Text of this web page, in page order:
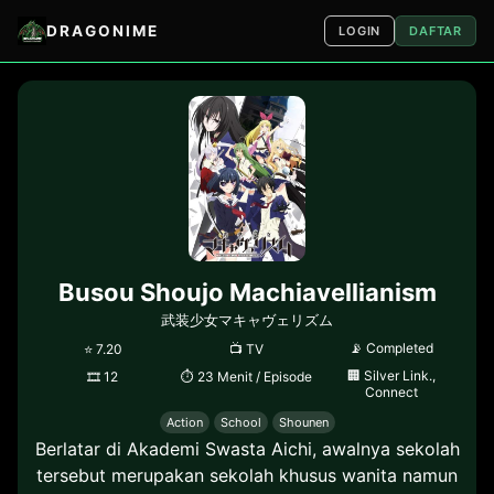
DRAGONIME LOGIN DAFTAR
Busou Shoujo Machiavellianism
武装少女マキャヴェリズム
⭐ 7.20 📺TV 📡 Completed
🎞12 ⏱ 23 Menit / Episode 🏢 Silver Link.,
Connect
Action School Shounen
Berlatar di Akademi Swasta Aichi, awalnya sekolah
tersebut merupakan sekolah khusus wanita namun